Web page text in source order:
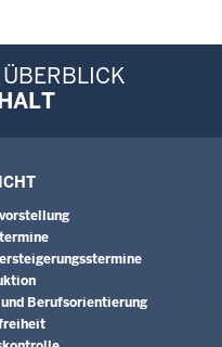
Überblick:
Berufsorientierung